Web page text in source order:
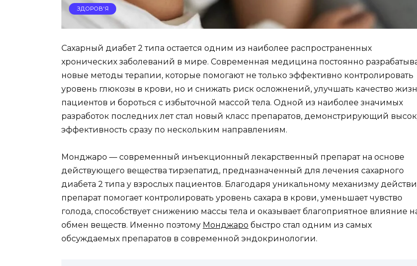
ЗДОРОВ'Я
Сахарный диабет 2 типа остается одним из наиболее распространенных
хронических заболеваний в мире. Современная медицина постоянно
новые методы терапии, которые помогают не только эффективно контролировать
уровень глюкозы в крови, но и снижать риск осложнений, улучшать качество
пациентов и бороться с избыточной массой тела. Одной из наиболее значимых
разработок последних лет стал новый класс препаратов, демонстрирующий
эффективность сразу по нескольким направлениям.
Монджаро — современный инъекционный лекарственный препарат на основе
действующего вещества тирзепатид, предназначенный для лечения сахарного
диабета 2 типа у взрослых пациентов. Благодаря уникальному механизму
препарат помогает контролировать уровень сахара в крови, уменьшает чувство
голода, способствует снижению массы тела и оказывает благоприятное влияние
обмен веществ. Именно поэтому Монджаро быстро стал одним из самых
обсуждаемых препаратов в современной эндокринологии.